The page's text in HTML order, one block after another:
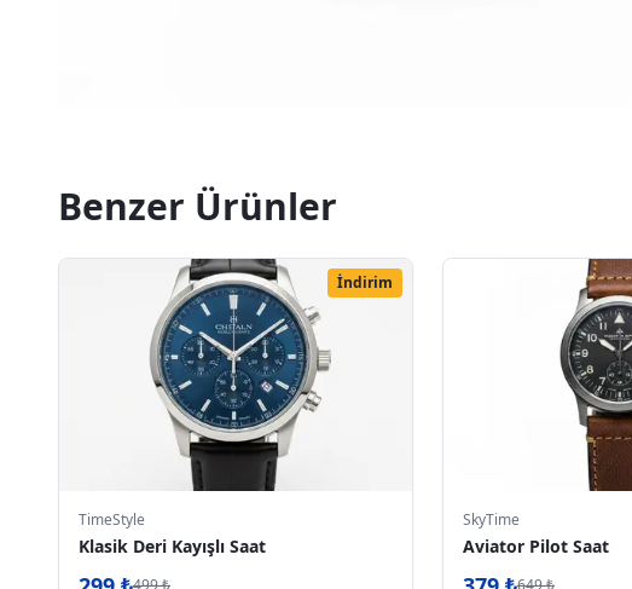
Benzer Ürünler
İndirim
TimeStyle
Klasik Deri Kayışlı Saat
499₺
SkyTime
Aviator Pilot Saat
649₺